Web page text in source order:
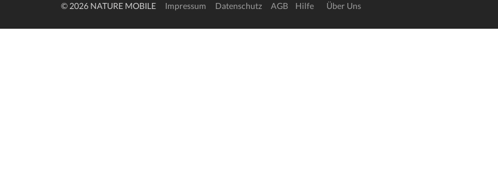
© 2026 NATURE MOBILE Impressum Datenschutz AGB Hilfe Über Uns